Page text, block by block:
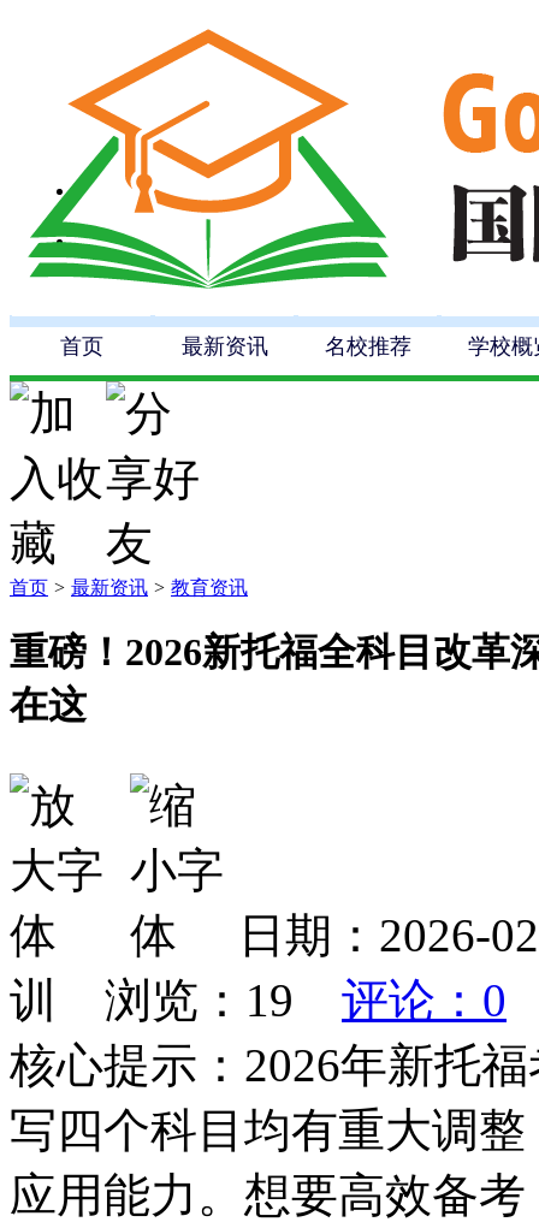
首页 最新资讯 名校推荐 学校概
首页 > 最新资讯 > 教育资讯
重磅！2026新托福全科目改革
在这
日期：2026-
训 浏览： 19
评论：0
核心提示：2026年新托
写四个科目均有重大调
应用能力。想要高效备